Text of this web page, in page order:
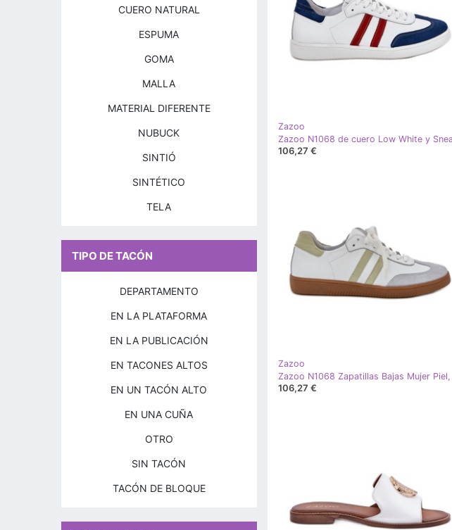
Zazoo
106,27 €
Zazoo
106,27 €
CUERO NATURAL
ESPUMA
GOMA
MALLA
MATERIAL DIFERENTE
NUBUCK
SINTIÓ
SINTÉTICO
TELA
TIPO DE TACÓN
DEPARTAMENTO
EN LA PLATAFORMA
EN LA PUBLICACIÓN
EN TACONES ALTOS
EN UN TACÓN ALTO
EN UNA CUÑA
OTRO
SIN TACÓN
TACÓN DE BLOQUE